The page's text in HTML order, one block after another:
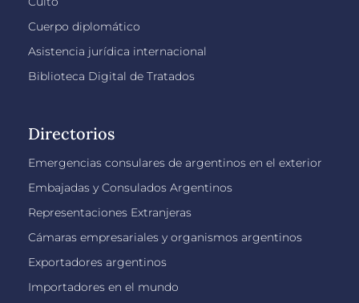
Cuerpo diplomático
Asistencia jurídica internacional
Biblioteca Digital de Tratados
Directorios
Emergencias consulares de argentinos en el exterior
Embajadas y Consulados Argentinos
Representaciones Extranjeras
Cámaras empresariales y organismos argentinos
Exportadores argentinos
Importadores en el mundo